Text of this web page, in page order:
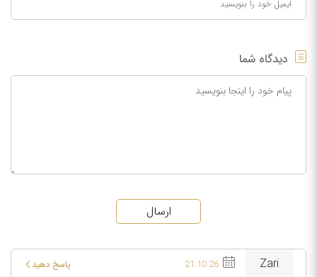
دیدگاه شما
ارسال
Zari
21.10.26 پاسخ دهید